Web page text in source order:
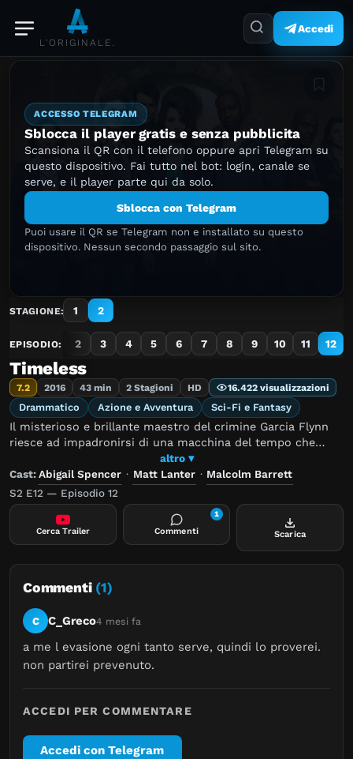
L'ORIGINALE.
Accedi
ACCESSO TELEGRAM
Sblocca il player gratis e senza pubblicita
Scansiona il QR con il telefono oppure apri Telegram su
questo dispositivo. Fai tutto nel bot: login, canale se
serve, e il player parte qui da solo.
Sblocca con Telegram
Puoi usare il QR se Telegram non e installato su questo
dispositivo. Nessun secondo passaggio sul sito.
STAGIONE: 1 2
EPISODIO:
1 2 3 4 5 6 7 8 9 10 11 12
Timeless
7.2 2016 43 min 2 Stagioni HD 16.422 visualizzazioni
Drammatico Azione e Avventura Sci-Fi e Fantasy
Il misterioso e brillante maestro del crimine Garcia Flynn
riesce ad impadronirsi di una macchina del tempo che
usera’ per portare a termine una pericolosa misisone:
distruggere gli Stati Uniti d’America modificando gli eventi
del passato. L’unica speranza per fermarlo e’ un trio
insolito formato dal soldato Wyatt Logan, lo scienziato
Rufus e la professoressa di storia Lucy Preston che
seguira’ i viaggi nel tempo di Flynn e cerchera’ di catturarlo.
altro ▾
Cast:Abigail Spencer · Matt Lanter · Malcolm Barrett
S2 E12 — Episodio 12
Cerca Trailer Commenti
1
Scarica
Commenti (1)
C C_Greco4 mesi fa
a me l evasione ogni tanto serve, quindi lo proverei.
non partirei prevenuto.
ACCEDI PER COMMENTARE
Accedi con Telegram